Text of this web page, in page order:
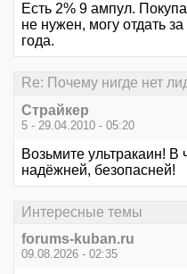
Есть 2% 9 ампул.
не нужен, могу отдать
года.
Re: Почему нигде нет
Страйкер
5 - 29.04.2010 - 05:20
Возьмите ультракаин!
надёжней, безопасней!
Интересные темы
forums-kuban.ru
09.08.2026 - 02:35